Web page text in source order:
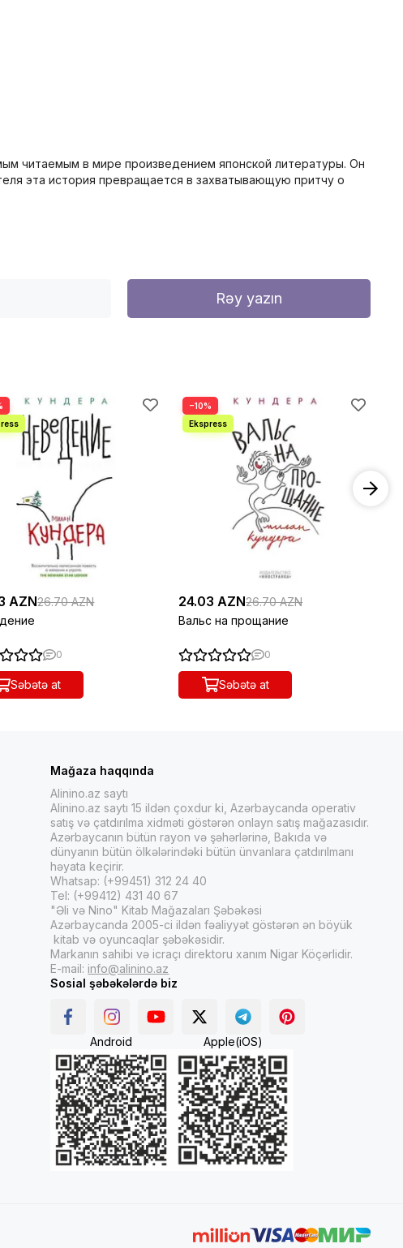
читаемым в мире произведением японской литературы. Он
эта история превращается в захватывающую притчу о
Rəy yazın
AZN26.70 AZN
0
Səbətə at
−10%
24.03 AZN26.70 AZN
Вальс на прощание
0
Səbətə at
Mağaza haqqında
Alinino.az saytı
Alinino.az saytı 15 ildən çoxdur ki, Azərbaycanda operativ
satış və çatdırılma xidməti göstərən onlayn satış mağazasıdır.
Azərbaycanın bütün rayon və şəhərlərinə, Bakıda və
dünyanın bütün ölkələrindəki bütün ünvanlara çatdırılmanı
həyata keçirir.
Whatsap: (+99451) 312 24 40
Tel: (+99412) 431 40 67
"Əli və Nino" Kitab Mağazaları Şəbəkəsi
Azərbaycanda 2005-ci ildən fəaliyyət göstərən ən böyük
kitab və oyuncaqlar şəbəkəsidir.
Markanın sahibi və icraçı direktoru xanım Nigar Köçərlidir.
E-mail: info@alinino.az
Sosial şəbəkələrdə biz
Android Apple(iOS)